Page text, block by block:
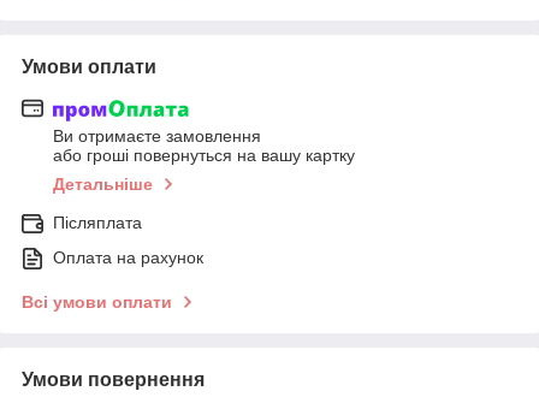
Умови оплати
Ви отримаєте замовлення
або гроші повернуться на вашу картку
Детальніше
Післяплата
Оплата на рахунок
Всі умови оплати
Умови повернення